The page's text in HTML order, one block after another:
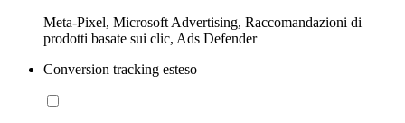
Meta-Pixel, Microsoft Advertising, Raccomandazioni di
prodotti basate sui clic, Ads Defender
Conversion tracking esteso